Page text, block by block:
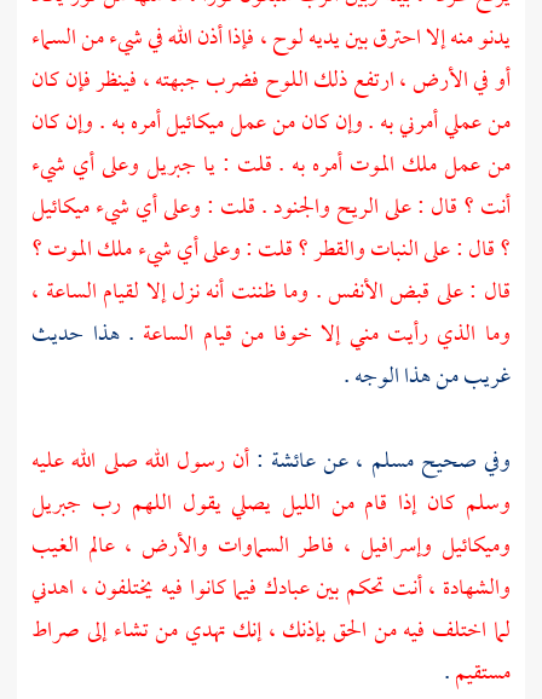
يدنو منه إلا احترق بين يديه لوح ، فإذا أذن الله في شيء من السماء
أو في الأرض ، ارتفع ذلك اللوح فضرب جبهته ، فينظر فإن كان
من عملي أمرني به . وإن كان من عملميكائيلأمره به . وإن كان
من عمل ملك الموت أمره به . قلت : يا جبريلوعلى أي شيء
أنت ؟ قال : على الريح والجنود . قلت : وعلى أي شيءميكائيل
؟ قال : على النبات والقطر ؟ قلت : وعلى أي شيء ملك الموت ؟
قال : على قبض الأنفس . وما ظننت أنه نزل إلا لقيام الساعة ،
وما الذي رأيت مني إلا خوفا من قيام الساعة . هذا حديث
غريب من هذا الوجه .
وفي صحيحمسلم ، عنعائشة :أن رسول الله صلى الله عليه
وسلم كان إذا قام من الليل يصلي يقول اللهم رب جبريل
وميكائيل وإسرافيل ، فاطر السماوات والأرض ، عالم الغيب
والشهادة ، أنت تحكم بين عبادك فيما كانوا فيه يختلفون ، اهدني
لما اختلف فيه من الحق بإذنك ، إنك تهدي من تشاء إلى صراط
مستقيم.